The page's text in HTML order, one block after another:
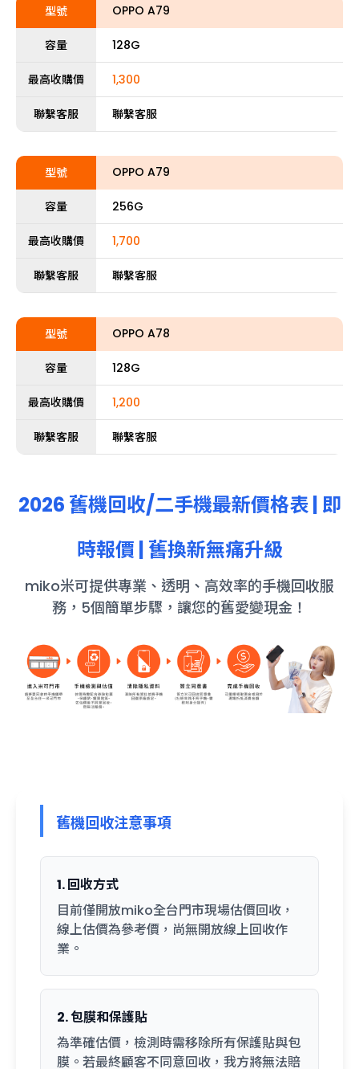
型號 OPPO A79
容量 128G
最高收購價 1,300
聯繫客服 聯繫客服
型號 OPPO A79
容量 256G
最高收購價 1,700
聯繫客服 聯繫客服
型號 OPPO A78
容量 128G
最高收購價 1,200
聯繫客服 聯繫客服
2026 舊機回收/二手機最新價格表 | 即
時報價 | 舊換新無痛升級
miko米可提供專業、透明、高效率的手機回收服
務，5個簡單步驟，讓您的舊愛變現金！
舊機回收注意事項
1. 回收方式
目前僅開放miko全台門市現場估價回收，
線上估價為參考價，尚無開放線上回收作
業。
2. 包膜和保護貼
為準確估價，檢測時需移除所有保護貼與包
膜。若最終顧客不同意回收，我方將無法賠